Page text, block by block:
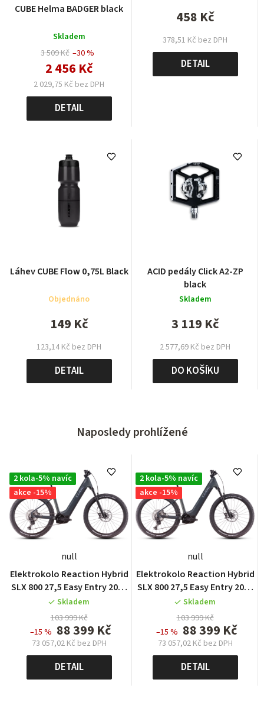
CUBE Helma BADGER black
Skladem
3 509 Kč
2 029,75 Kč bez DPH
2 456 Kč
–30 %
DETAIL
378,51 Kč bez DPH
458 Kč
DETAIL
Láhev CUBE Flow 0,75L Black
Objednáno
123,14 Kč bez DPH
149 Kč
DETAIL
ACID pedály Click A2-ZP
black
Skladem
2 577,69 Kč bez DPH
3 119 Kč
DO KOŠÍKU
Naposledy prohlížené
2 kola-5% navíc
akce -15%
null
Elektrokolo Reaction Hybrid
SLX 800 27,5 Easy Entry 2025
sagebrushgreen´n´prism
Skladem
103 999 Kč
–15 % 88 399 Kč
73 057,02 Kč bez DPH
Měrná
cena:
DETAIL
2 kola-5% navíc
akce -15%
null
Elektrokolo Reaction Hybrid
SLX 800 27,5 Easy Entry 2025
sagebrushgreen´n´prism
Skladem
103 999 Kč
–15 % 88 399 Kč
73 057,02 Kč bez DPH
Měrná
cena:
DETAIL